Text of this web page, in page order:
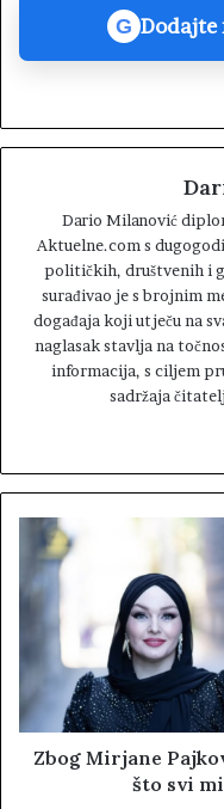
G Dodajte
Dario Milanović
Aktuelne.com s
političkih, društvenih i
surađivao je s brojnim
događaja koji utječu na
naglasak stavlja na
informacija, s ciljem
sadržaja
Zbog Mirjane
što svi